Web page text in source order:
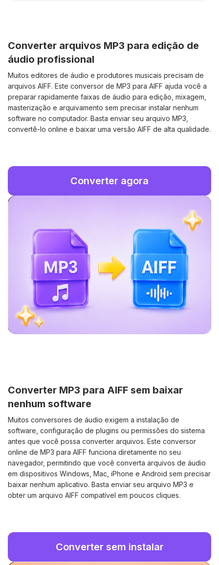
Converter arquivos MP3 para edição de
áudio profissional
Muitos editores de áudio e produtores musicais precisam de
arquivos AIFF. Este conversor de MP3 para AIFF ajuda você a
preparar rapidamente faixas de áudio para edição, mixagem,
masterização e arquivamento sem precisar instalar nenhum
software no computador. Basta enviar seu arquivo MP3,
convertê-lo online e baixar uma versão AIFF de alta qualidade.
Converter agora
Converter MP3 para AIFF sem baixar
nenhum software
Muitos conversores de áudio exigem a instalação de
software, configuração de plugins ou permissões do sistema
antes que você possa converter arquivos. Este conversor
online de MP3 para AIFF funciona diretamente no seu
navegador, permitindo que você converta arquivos de áudio
em dispositivos Windows, Mac, iPhone e Android sem precisar
baixar nenhum aplicativo. Basta enviar seu arquivo MP3 e
obter um arquivo AIFF compatível em poucos cliques.
Converter sem instalar